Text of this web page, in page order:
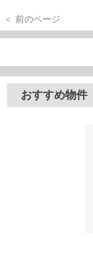
＜ 前のページ
おすすめ物件